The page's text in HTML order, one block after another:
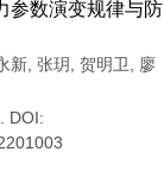
参数演变规律与防
新 张玥 贺明卫
廖
DOI: